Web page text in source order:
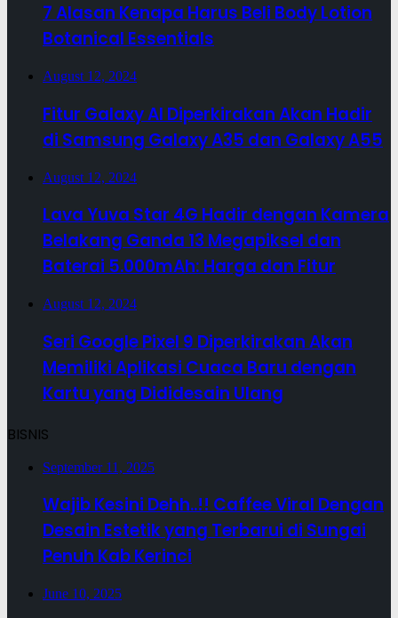
7 Alasan Kenapa Harus Beli Body Lotion
Botanical Essentials
August 12, 2024
Fitur Galaxy AI Diperkirakan Akan Hadir
di Samsung Galaxy A35 dan Galaxy A55
August 12, 2024
Lava Yuva Star 4G Hadir dengan Kamera
Belakang Ganda 13 Megapiksel dan
Baterai 5.000mAh: Harga dan Fitur
August 12, 2024
Seri Google Pixel 9 Diperkirakan Akan
Memiliki Aplikasi Cuaca Baru dengan
Kartu yang Dididesain Ulang
BISNIS
September 11, 2025
Wajib Kesini Dehh..!! Caffee Viral Dengan
Desain Estetik yang Terbarui di Sungai
Penuh Kab Kerinci
June 10, 2025